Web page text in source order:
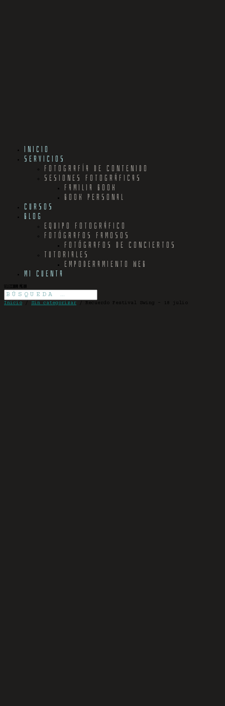
INICIO
SERVICIOS
FOTOGRAFÍA DE CONTENIDO
SESIONES FOTOGRÁFICAS
FAMILIA BOOK
BOOK PERSONAL
CURSOS
BLOG
EQUIPO FOTOGRÁFICO
FOTÓGRAFOS FAMOSOS
FOTÓGRAFOS DE CONCIERTOS
TUTORIALES
EMPODERAMIENTO WEB
MI CUENTA
Seleccionar página
Inicio Sin categorizar / Recuerdo Festival Swing – 18 julio